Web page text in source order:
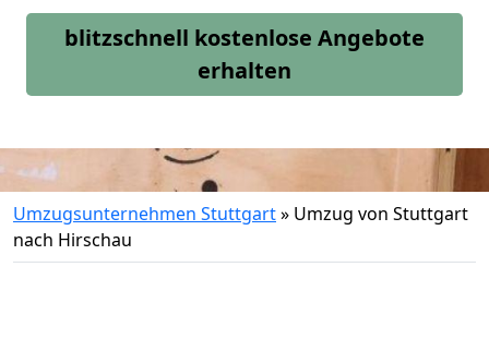
blitzschnell kostenlose Angebote
erhalten
Umzugsunternehmen Stuttgart» Umzug von Stuttgart
nach Hirschau